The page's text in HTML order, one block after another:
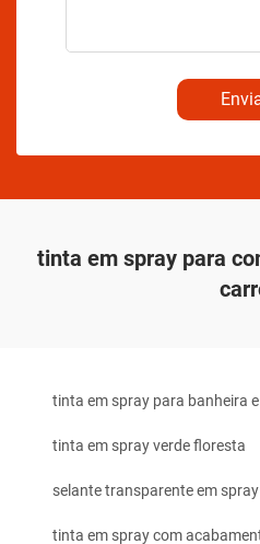
tinta em spray para
tinta em spray para banheira
tinta em spray verde floresta
selante transparente em spray
tinta em spray com